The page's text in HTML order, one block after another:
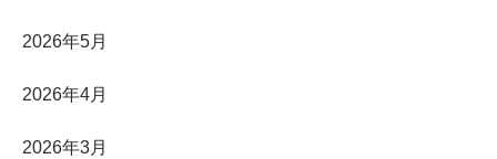
2026年5月
2026年4月
2026年3月